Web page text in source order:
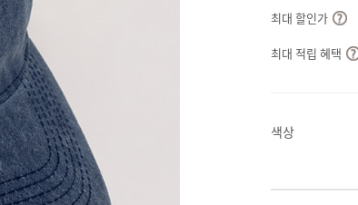
최대 할인가
최대 적립 혜택
색상